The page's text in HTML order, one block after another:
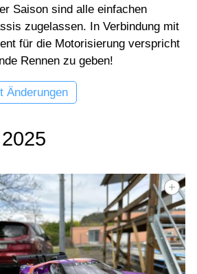
Saison sind alle einfachen
zugelassen. In Verbindung mit
für die Motorisierung verspricht
Rennen zu geben!
Änderungen